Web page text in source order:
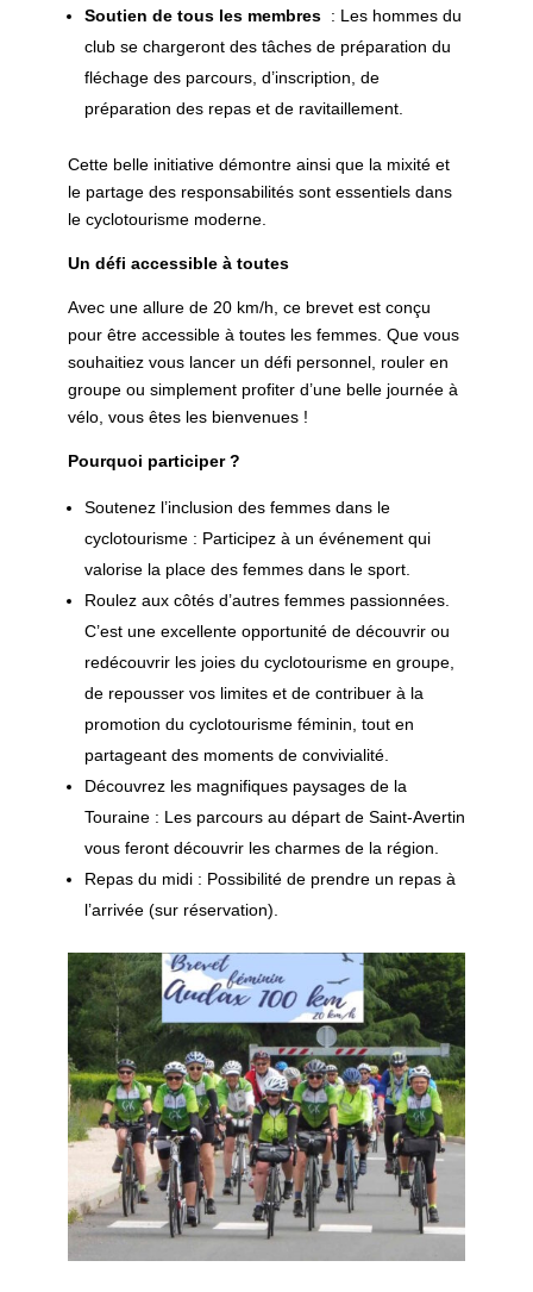
Soutien de tous les membres: Les hommes du
club se chargeront des tâches de préparation du
fléchage des parcours, d’inscription, de
préparation des repas et de ravitaillement.
Cette belle initiative démontre ainsi que la mixité et
le partage des responsabilités sont essentiels dans
le cyclotourisme moderne.
Un défi accessible à toutes
Avec une allure de 20 km/h, ce brevet est conçu
pour être accessible à toutes les femmes. Que vous
souhaitiez vous lancer un défi personnel, rouler en
groupe ou simplement profiter d’une belle journée à
vélo, vous êtes les bienvenues !
Pourquoi participer ?
Soutenez l’inclusion des femmes dans le
cyclotourisme : Participez à un événement qui
valorise la place des femmes dans le sport.
Roulez aux côtés d’autres femmes passionnées.
C’est une excellente opportunité de découvrir ou
redécouvrir les joies du cyclotourisme en groupe,
de repousser vos limites et de contribuer à la
promotion du cyclotourisme féminin, tout en
partageant des moments de convivialité.
Découvrez les magnifiques paysages de la
Touraine : Les parcours au départ de Saint-Avertin
vous feront découvrir les charmes de la région.
Repas du midi : Possibilité de prendre un repas à
l’arrivée (sur réservation).